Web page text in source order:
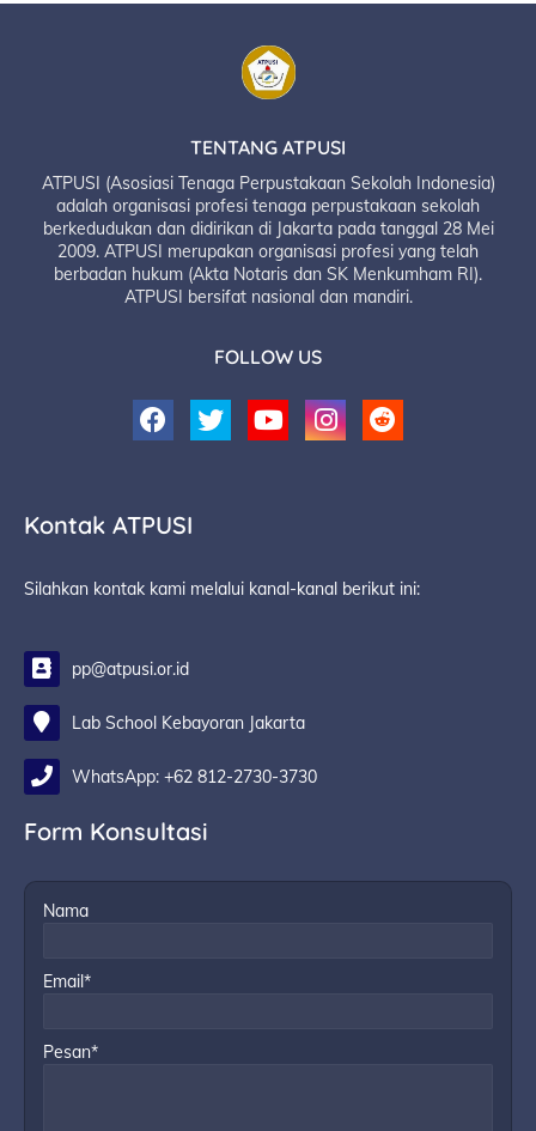
TENTANG ATPUSI
ATPUSI (Asosiasi Tenaga Perpustakaan Sekolah Indonesia)
adalah organisasi profesi tenaga perpustakaan sekolah
berkedudukan dan didirikan di Jakarta pada tanggal 28 Mei
2009. ATPUSI merupakan organisasi profesi yang telah
berbadan hukum (Akta Notaris dan SK Menkumham RI).
ATPUSI bersifat nasional dan mandiri.
FOLLOW US
Kontak ATPUSI
Silahkan kontak kami melalui kanal-kanal berikut ini:
pp@atpusi.or.id
Lab School Kebayoran Jakarta
WhatsApp: +62 812-2730-3730
Form Konsultasi
Nama
Email*
Pesan*